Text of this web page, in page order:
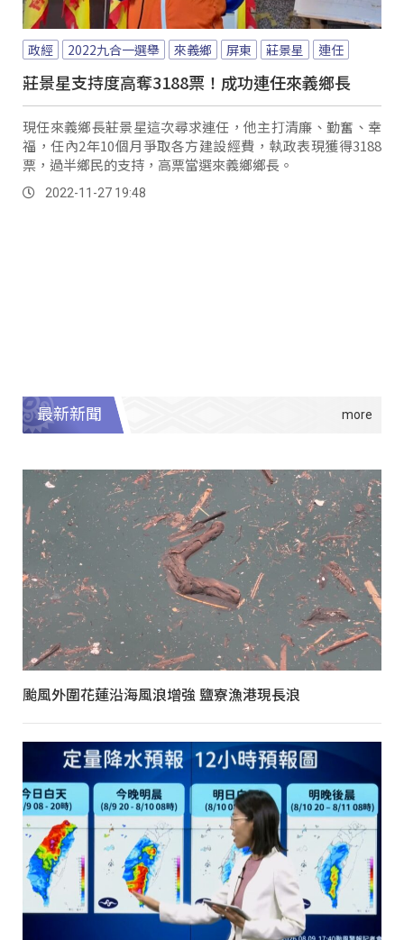
政經 2022九合一選舉 來義鄉 屏東 莊景星 連任
莊景星支持度高奪3188票！成功連任來義鄉長
現任來義鄉長莊景星這次尋求連任，他主打清廉、勤奮、幸
福，任內2年10個月爭取各方建設經費，執政表現獲得3188
票，過半鄉民的支持，高票當選來義鄉鄉長。
2022-11-27 19:48
最新新聞
颱風外圍花蓮沿海風浪增強 鹽寮漁港現長浪